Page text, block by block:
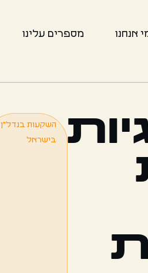
אנחנו מספרים עלינו
השקעות בנדל"ן
בישראל